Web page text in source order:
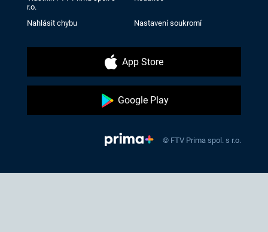
r.o.
Nahlásit chybu Nastavení soukromí
App Store
Google Play
© FTV Prima spol. s r.o.